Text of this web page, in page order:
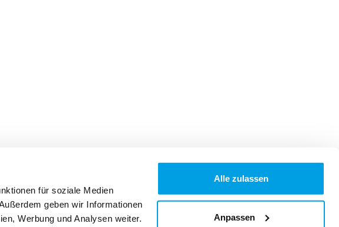
für soziale Medien
geben wir Informationen
Werbung und Analysen weiter.
Alle zulassen
Anpassen